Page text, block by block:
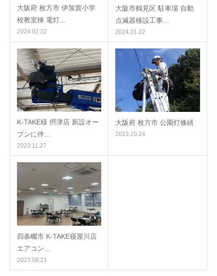
大阪府 枚方市 伊加賀小学
校教室棟 電灯…
2024.02.22
大阪市鶴見区 駐車場 自動
点滅器移設工事…
2024.01.22
K-TAKE様 摂津店 新設オー
プンに伴…
2023.11.27
大阪府 枚方市 公園灯修繕
2023.10.24
四条畷市 K-TAKE寝屋川店
エアコン…
2023.08.21